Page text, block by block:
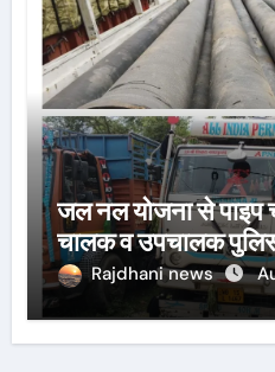
जल नल योजना से पाइप
चालक व उपचालक
Rajdhani news